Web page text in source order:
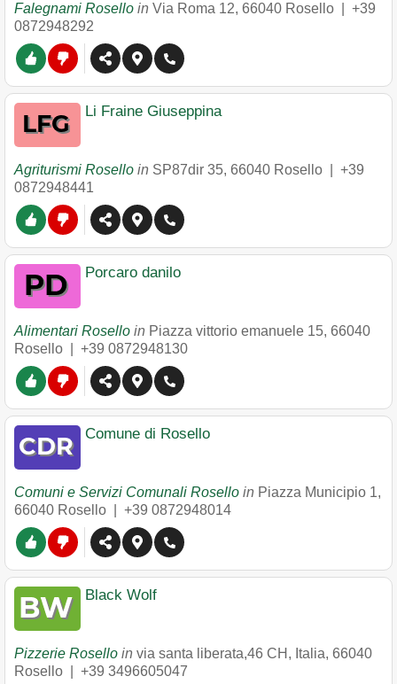
Falegnami Rosello in Via Roma 12, 66040 Rosello
+39
0872948292
Li Fraine Giuseppina
Agriturismi Rosello in SP87dir 35, 66040 Rosello
+39
0872948441
Porcaro danilo
Alimentari Rosello in Piazza vittorio emanuele 15, 66040
Rosello
+39 0872948130
Comune di Rosello
Comuni e Servizi Comunali Rosello in Piazza Municipio 1,
66040 Rosello +39 0872948014
Black Wolf
Pizzerie Rosello in via santa liberata,46 CH, Italia, 66040
Rosello
+39 3496605047